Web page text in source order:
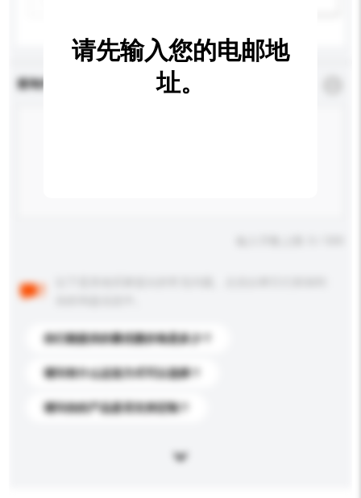
查询内容
你们能提供的最优惠价格是多少？
请问有什么运送方式可以选择？
请问你的产品是否支持定制？
请先输入您的电邮地
址。